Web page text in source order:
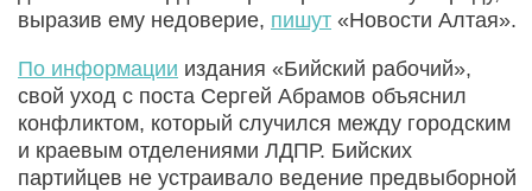
выразив ему недоверие, пишут «Новости Алтая».
По информации издания «Бийский рабочий»,
свой уход с поста Сергей Абрамов объяснил
конфликтом, который случился между городским
и краевым отделениями ЛДПР. Бийских
партийцев не устраивало ведение предвыборной